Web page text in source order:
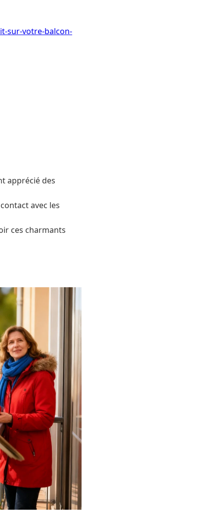
sur-votre-balcon-
apprécié des
avec les
ces charmants